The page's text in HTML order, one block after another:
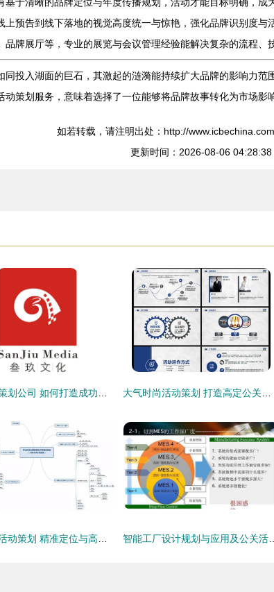
预告到线下落地的视觉高度统一与惊艳，强化品牌识别度与
品牌展厅等，专业的展览与会议管理经验能解决复杂的流程、
投入湖面的巨石，其激起的涟漪能持续扩大品牌的影响力
策划服务，意味着选择了一位能够将品牌故事转化为市场影
如若转载，请注明出处：http://
更新时间：2026-08-06 04:28:38